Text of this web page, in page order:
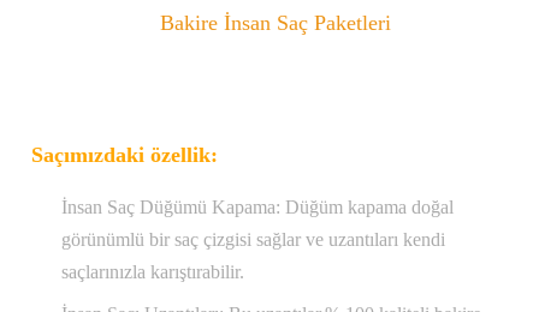
Bakire İnsan Saç Paketleri
Saçımızdaki özellik:
İnsan Saç Düğümü Kapama: Düğüm kapama doğal
görünümlü bir saç çizgisi sağlar ve uzantıları kendi
saçlarınızla karıştırabilir.